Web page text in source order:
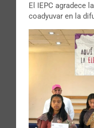
El IEPC agradece
coadyuvar en la